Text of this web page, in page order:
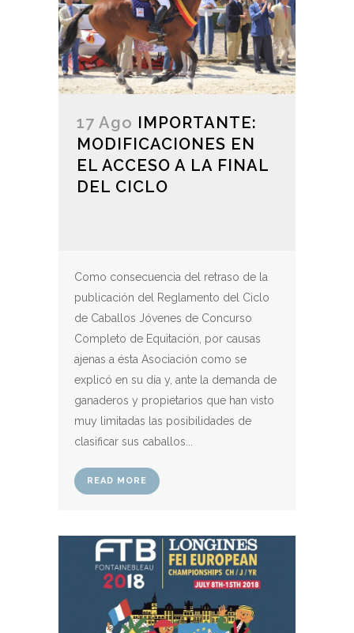
17 Ago IMPORTANTE:
MODIFICACIONES EN
EL ACCESO A LA FINAL
DEL CICLO
Como consecuencia del retraso de la
publicación del Reglamento del Ciclo
de Caballos Jóvenes de Concurso
Completo de Equitación, por causas
ajenas a ésta Asociación como se
explicó en su día y, ante la demanda de
ganaderos y propietarios que han visto
muy limitadas las posibilidades de
clasificar sus caballos...
READ MORE